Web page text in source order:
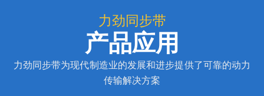
力劲同步带
产品应用
力劲同步带为现代制造业的发展和进步提供了可靠的动力
传输解决方案